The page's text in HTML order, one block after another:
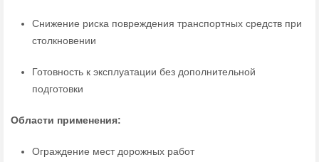
Снижение риска повреждения транспортных средств при
столкновении
Готовность к эксплуатации без дополнительной
подготовки
Области применения:
Ограждение мест дорожных работ